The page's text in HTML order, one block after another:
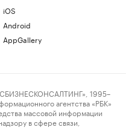
iOS
Android
AppGallery
1995–
агентства «РБК»
массовой информации
в сфере связи,